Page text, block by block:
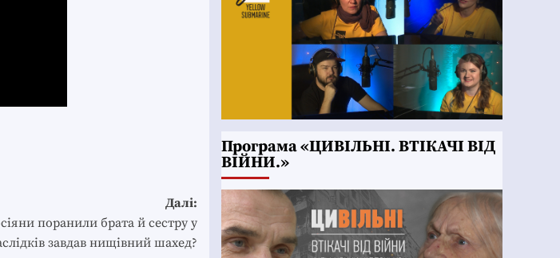
Далі:
поранили брата й сестру у
завдав нищівний шахед?
Програма «ЦИВІЛЬНІ. ВТІКАЧІ ВІД
ВІЙНИ.»